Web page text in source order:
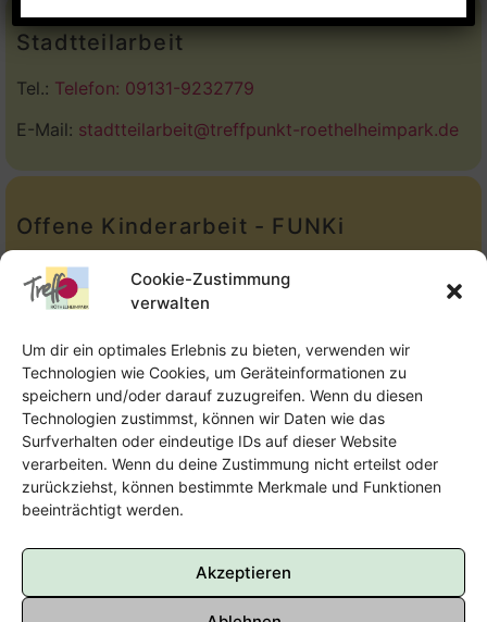
Cookie-Zustimmung
verwalten
Um dir ein optimales Erlebnis zu bieten, verwenden wir
Technologien wie Cookies, um Geräteinformationen zu
speichern und/oder darauf zuzugreifen. Wenn du diesen
Technologien zustimmst, können wir Daten wie das
Surfverhalten oder eindeutige IDs auf dieser Website
verarbeiten. Wenn du deine Zustimmung nicht erteilst oder
zurückziehst, können bestimmte Merkmale und Funktionen
beeinträchtigt werden.
Akzeptieren
Stadtteilarbeit
Tel.: Telefon: 09131-9232779
E-Mail: stadtteilarbeit@treffpunkt-roethelheimpark.de
Offene Kinderarbeit - FUNKi
Tel.:Telefon: 09131-610749
E-Mail:oka@treffpunkt-roethelheimpark.de
Offene Jugendarbeit - Easthouse
Tel:
09131–302259
E-Mail:oja@treffpunkt-roethelheimpark.de